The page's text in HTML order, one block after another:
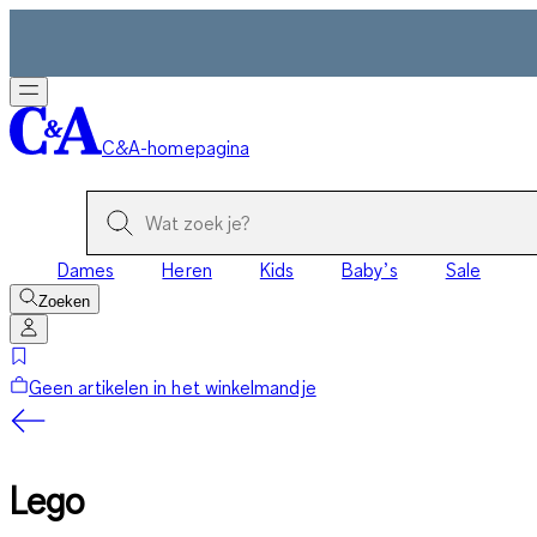
C&A-homepagina
Dames Heren Kids Baby’s Sale
Zoeken
Geen artikelen in het winkelmandje
Lego